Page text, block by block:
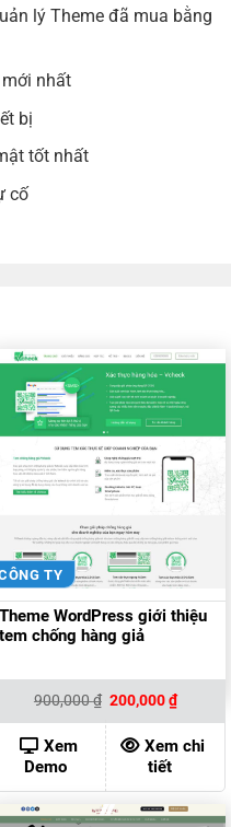
lý Theme đã mua bằng
nhất
bị
tốt nhất
cố
TY
Theme WordPress giới thiệu
tem chống hàng giả
900,000₫ Giá
gốc
là:
900,000 ₫.
200,000₫Giá
hiện
tại
là:
Xem
Demo
Xem chi
tiết